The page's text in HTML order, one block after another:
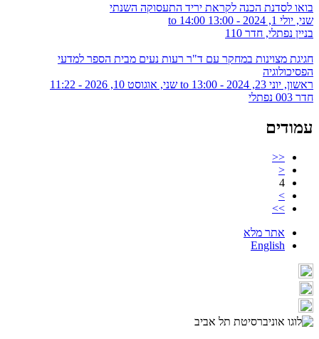
בואו לסדנת הכנה לקראת יריד התעסוקה השנתי
שני, יולי 1, 2024 -
13:00
14:00
בניין נפתלי, חדר 110
חגיגת מצוינות במחקר עם ד"ר רעות נעים מבית הספר למדעי
הפסיכולוגיה
ראשון, יוני 23, 2024 - 13:00
שני, אוגוסט 10, 2026 - 11:22
חדר 003 נפתלי
עמודים
<<
<
4
>
>>
אתר מלא
English